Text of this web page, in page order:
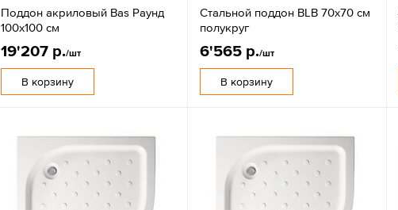
Поддон акриловый Bas Раунд
100х100 см
19'207 р./шт
В корзину
Стальной поддон BLB 70х70 см
полукруг
6'565 р./шт
В корзину